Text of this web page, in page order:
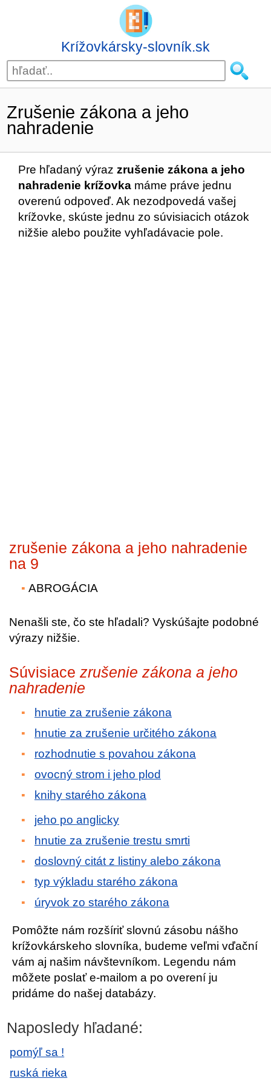
Krížovkársky-slovník.sk
Zrušenie zákona a jeho
nahradenie
Pre hľadaný výraz zrušenie zákona a jeho
nahradenie krížovka máme práve jednu
overenú odpoveď. Ak nezodpovedá vašej
krížovke, skúste jednu zo súvisiacich otázok
nižšie alebo použite vyhľadávacie pole.
zrušenie zákona a jeho nahradenie
na 9
ABROGÁCIA
Nenašli ste, čo ste hľadali? Vyskúšajte podobné
výrazy nižšie.
Súvisiace zrušenie zákona a jeho
nahradenie
hnutie za zrušenie zákona
hnutie za zrušenie určitého zákona
rozhodnutie s povahou zákona
ovocný strom i jeho plod
knihy starého zákona
jeho po anglicky
hnutie za zrušenie trestu smrti
doslovný citát z listiny alebo zákona
typ výkladu starého zákona
úryvok zo starého zákona
Pomôžte nám rozšíriť slovnú zásobu nášho
krížovkárskeho slovníka, budeme veľmi vďační
vám aj našim návštevníkom. Legendu nám
môžete poslať e-mailom a po overení ju
pridáme do našej databázy.
Naposledy hľadané:
pomýľ sa !
ruská rieka